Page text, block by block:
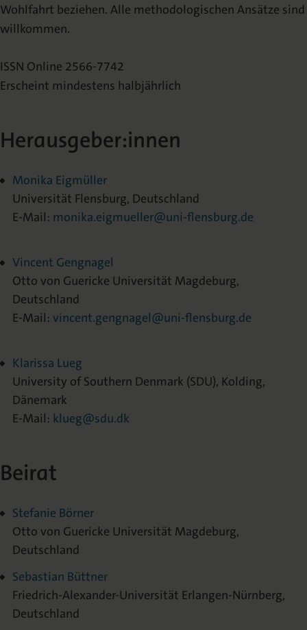
Urheberrecht
Wohlfahrt beziehen. Alle methodologischen Ansätze sind
willkommen.
ISSN Online 2566-7742
Erscheint mindestens halbjährlich
Herausgeber:innen
Monika Eigmüller
Universität Flensburg, Deutschland
E-Mail: monika.eigmueller@uni-flensburg.de
Vincent Gengnagel
Otto von Guericke Universität Magdeburg,
Deutschland
E-Mail: vincent.gengnagel@uni-flensburg.de
Klarissa Lueg
University of Southern Denmark (SDU), Kolding,
Dänemark
E-Mail: klueg@sdu.dk
Beirat
Stefanie Börner
Otto von Guericke Universität Magdeburg,
Deutschland
Sebastian Büttner
Friedrich-Alexander-Universität Erlangen-Nürnberg,
Deutschland